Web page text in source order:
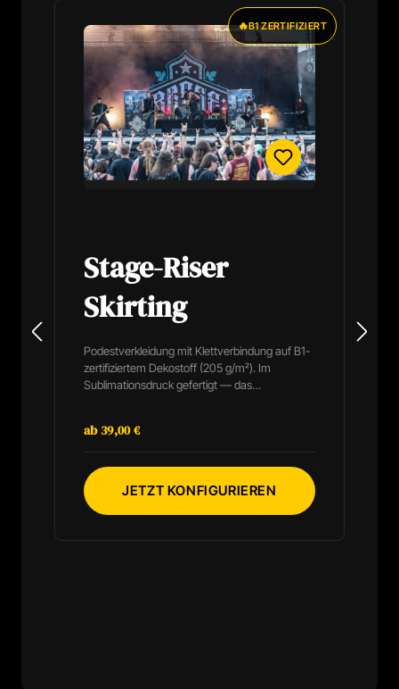
🔥B1 ZERTIFIZIERT
Stage-Riser
Skirting
Podestverkleidung mit Klettverbindung auf B1-
zertifiziertem Dekostoff (205 g/m²). Im
Sublimationsdruck gefertigt — das
Hakenband wird mitgeliefert, Flauschband ist
aufgenäht. Schwer entflammbar, individuelle
Maße und Motive. Einfache Montage durch
Klett-System.
ab 39,00 €
JETZT KONFIGURIEREN